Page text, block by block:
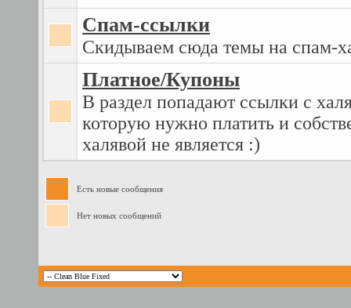
Спам-ссылки
Скидываем сюда темы на спам-
Платное/Купоны
В раздел попадают ссылки с
которую нужно платить и
халявой не является :)
Есть новые сообщения
Нет новых сообщений